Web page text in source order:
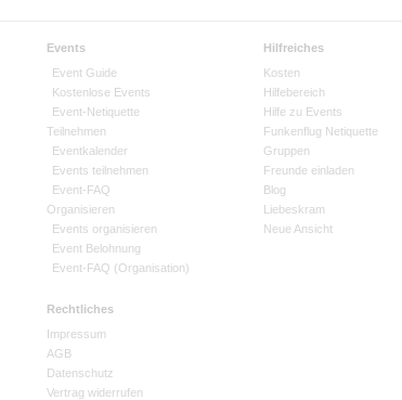
Events
Event Guide
Kostenlose Events
Event-Netiquette
Teilnehmen
Eventkalender
Events teilnehmen
Event-FAQ
Organisieren
Events organisieren
Event Belohnung
Event-FAQ (Organisation)
Hilfreiches
Kosten
Hilfebereich
Hilfe zu Events
Funkenflug Netiquette
Gruppen
Freunde einladen
Blog
Liebeskram
Neue Ansicht
Rechtliches
Impressum
AGB
Datenschutz
Vertrag widerrufen